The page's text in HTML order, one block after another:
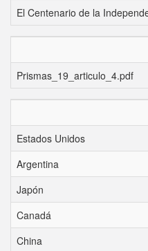
El Centenario de la
Prismas_19_articulo_4.pdf
Estados Unidos
Argentina
Japón
Canadá
China